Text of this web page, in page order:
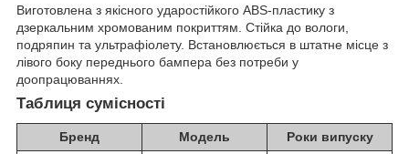
Виготовлена з якісного ударостійкого ABS-пластику з
дзеркальним хромованим покриттям. Стійка до вологи,
подряпин та ультрафіолету. Встановлюється в штатне місце з
лівого боку переднього бампера без потреби у
доопрацюваннях.
Таблиця сумісності
Бренд Модель
Роки випуску